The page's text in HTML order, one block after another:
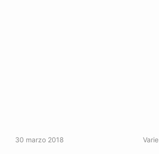
30 marzo 2018 Varie